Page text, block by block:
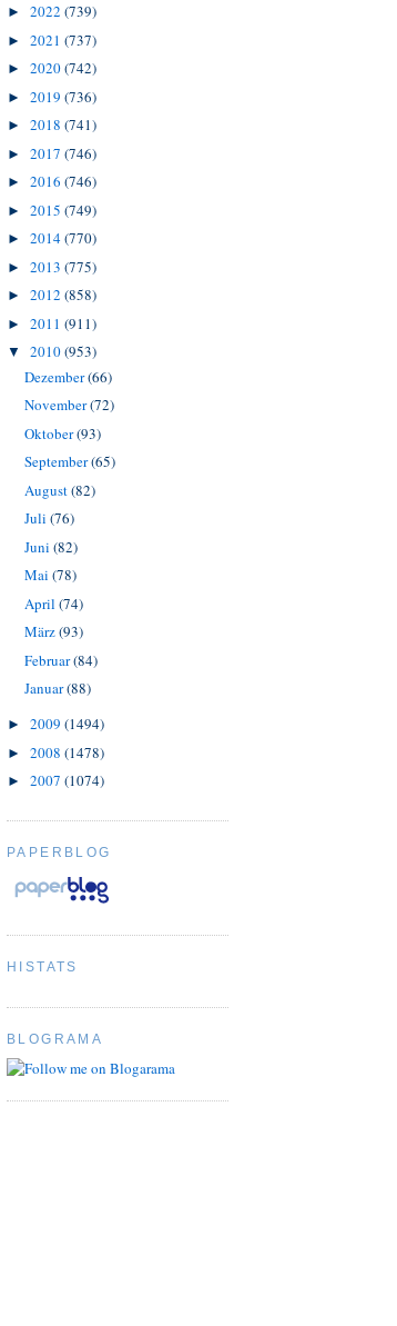
► 2022 (739)
► 2021 (737)
► 2020(742)
► 2019 (736)
► 2018 (741)
► 2017 (746)
► 2016 (746)
► 2015 (749)
► 2014(770)
► 2013 (775)
► 2012 (858)
► 2011 (911)
▼ 2010(953)
Dezember(66)
November(72)
Oktober(93)
September(65)
August(82)
Juli (76)
Juni (82)
Mai (78)
April (74)
März(93)
Februar(84)
Januar(88)
► 2009 (1494)
► 2008 (1478)
► 2007 (1074)
PAPERBLOG
HISTATS
BLOGRAMA